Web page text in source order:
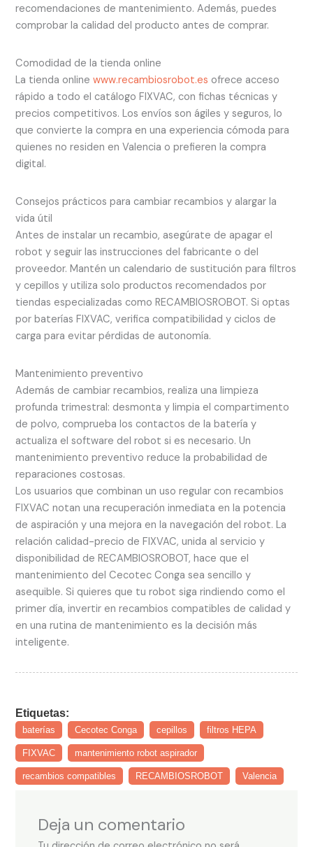
recomendaciones de mantenimiento. Además, puedes
comprobar la calidad del producto antes de comprar.
Comodidad de la tienda online
La tienda onlinewww.recambiosrobot.es ofrece acceso
rápido a todo el catálogo FIXVAC, con fichas técnicas y
precios competitivos. Los envíos son ágiles y seguros, lo
que convierte la compra en una experiencia cómoda para
quienes no residen en Valencia o prefieren la compra
digital.
Consejos prácticos para cambiar recambios y alargar la
vida útil
Antes de instalar un recambio, asegúrate de apagar el
robot y seguir las instrucciones del fabricante o del
proveedor. Mantén un calendario de sustitución para filtros
y cepillos y utiliza solo productos recomendados por
tiendas especializadas como RECAMBIOSROBOT. Si optas
por baterías FIXVAC, verifica compatibilidad y ciclos de
carga para evitar pérdidas de autonomía.
Mantenimiento preventivo
Además de cambiar recambios, realiza una limpieza
profunda trimestral: desmonta y limpia el compartimento
de polvo, comprueba los contactos de la batería y
actualiza el software del robot si es necesario. Un
mantenimiento preventivo reduce la probabilidad de
reparaciones costosas.
Los usuarios que combinan un uso regular con recambios
FIXVAC notan una recuperación inmediata en la potencia
de aspiración y una mejora en la navegación del robot. La
relación calidad-precio de FIXVAC, unida al servicio y
disponibilidad de RECAMBIOSROBOT, hace que el
mantenimiento del Cecotec Conga sea sencillo y
asequible. Si quieres que tu robot siga rindiendo como el
primer día, invertir en recambios compatibles de calidad y
en una rutina de mantenimiento es la decisión más
inteligente.
Etiquetas:
baterías Cecotec Conga cepillos filtros HEPA
FIXVAC mantenimiento robot aspirador
recambios compatibles RECAMBIOSROBOT Valencia
Deja un comentario